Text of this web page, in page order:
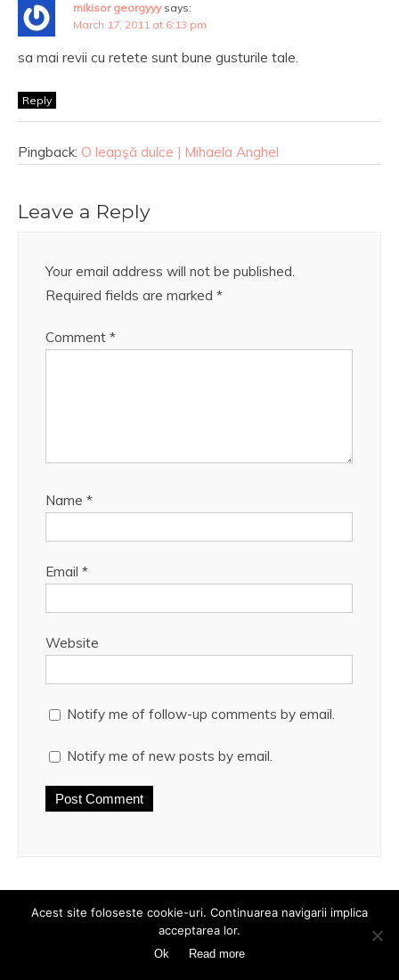
mikisor georgyyy says:
March 17, 2011 at 6:13 pm
sa mai revii cu retete sunt bune gusturile tale.
Reply
Pingback: O leapşă dulce | Mihaela Anghel
Leave a Reply
Your email address will not be published.
Required fields are marked *
Comment *
Name *
Email *
Website
Notify me of follow-up comments by email.
Notify me of new posts by email.
comment data is processed.
Acest site foloseste cookie-uri. Continuarea navigarii implica
acceptarea lor.
Ok Read more